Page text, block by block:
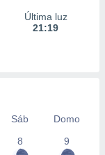
Última luz
21:19
Sáb
Domo
8
9